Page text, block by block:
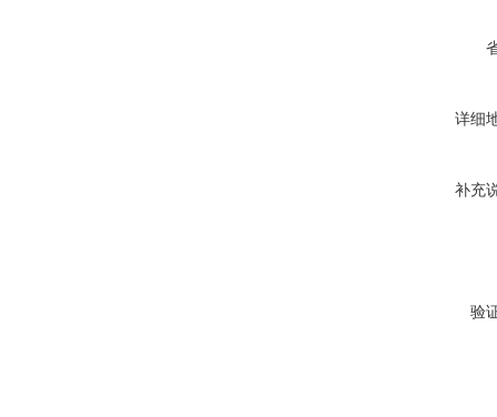
详细
补充
验